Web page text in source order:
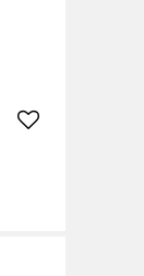
Lägg till i